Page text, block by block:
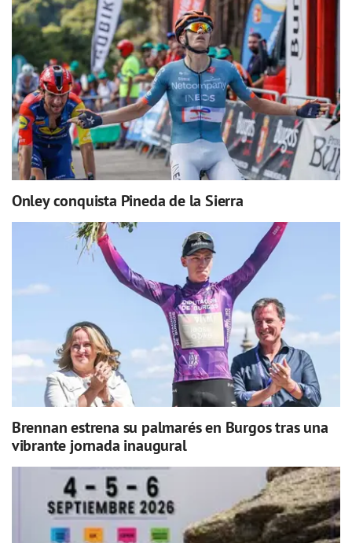
Onley conquista Pineda de la Sierra
Brennan estrena su palmarés en Burgos tras una
vibrante jornada inaugural